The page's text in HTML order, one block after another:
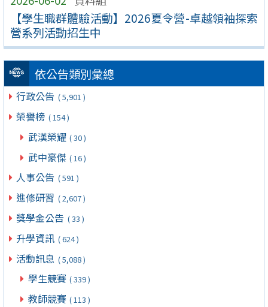
【學生職群體驗活動】2026夏令營-卓越領袖探索
營系列活動招生中
依公告類別彙總
行政公告 ( 5,901 )
榮譽榜 ( 154 )
武漢榮耀 ( 30 )
武中豪傑 ( 16 )
人事公告 ( 591 )
進修研習 ( 2,607 )
獎學金公告 ( 33 )
升學資訊 ( 624 )
活動訊息 ( 5,088 )
學生競賽 ( 339 )
教師競賽 ( 113 )